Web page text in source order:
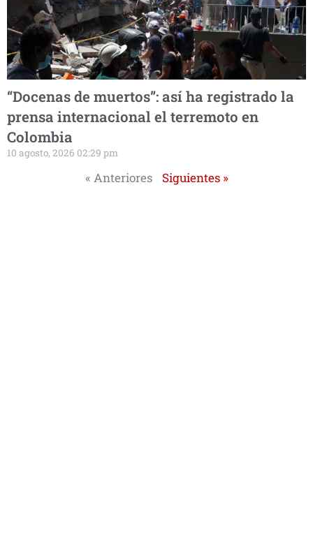
“Docenas de muertos”: así ha registrado la
prensa internacional el terremoto en
Colombia
10 agosto, 2026 02:29 pm
« Anteriores Siguientes »